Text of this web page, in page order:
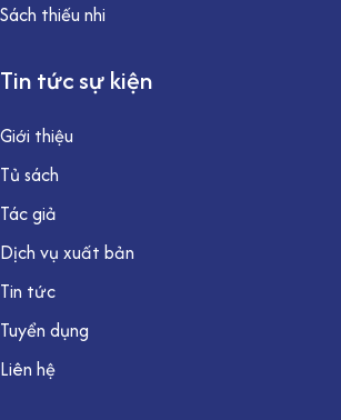
Sách thiếu nhi
Tin tức sự kiện
Giới thiệu
Tủ sách
Tác giả
Dịch vụ xuất bản
Tin tức
Tuyển dụng
Liên hệ